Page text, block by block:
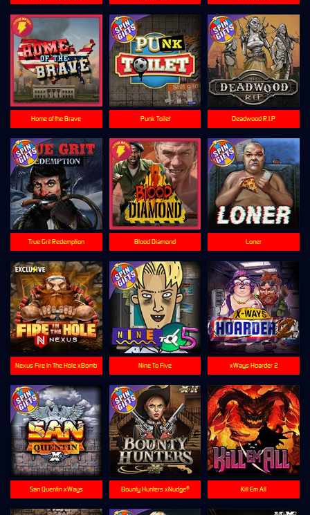
Kill Em All
Blood Diamond
Nexus Fire In The Hole xBomb
Home of the Brave Deadwood R.I.P
Loner
xWays Hoarder 2
Nine To Five
Bounty Hunters xNudge®
San Quentin xWays
Punk Toilet
True Grit Redemption